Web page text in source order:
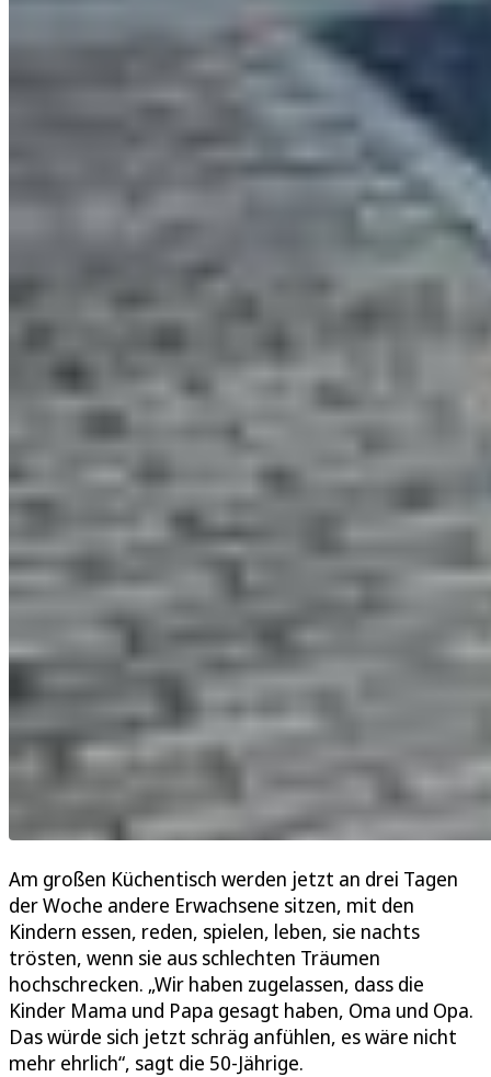
Am großen Küchentisch werden jetzt an drei Tagen
der Woche andere Erwachsene sitzen, mit den
Kindern essen, reden, spielen, leben, sie nachts
trösten, wenn sie aus schlechten Träumen
hochschrecken. „Wir haben zugelassen, dass die
Kinder Mama und Papa gesagt haben, Oma und Opa.
Das würde sich jetzt schräg anfühlen, es wäre nicht
mehr ehrlich“, sagt die 50-Jährige.